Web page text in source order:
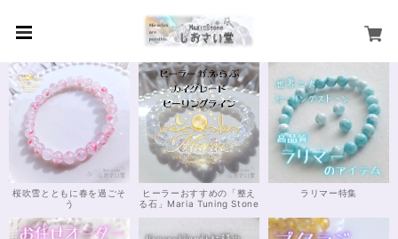
桜吹雪とともに春を過ごそ
う
ヒーラーおすすめの「整え
る石」Maria Tuning Stone
ラリマー特集